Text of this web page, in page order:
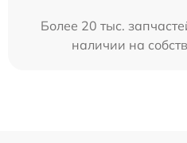
Более 20 тыс.
наличии на